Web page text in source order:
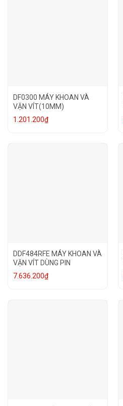
DF0300 MÁY KHOAN VÀ
VẶN VÍT(10MM)
1.201.200₫
DDF484RFE MÁY KHOAN VÀ
VẶN VÍT DÙNG PIN
7.636.200₫